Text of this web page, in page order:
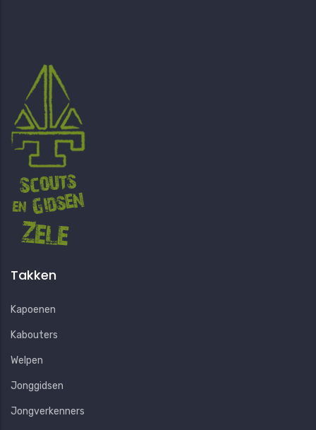
Takken
Kapoenen
Kabouters
Welpen
Jonggidsen
Jongverkenners